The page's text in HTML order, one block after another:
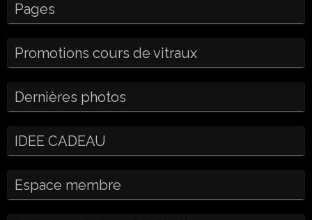
Pages
Promotions cours de vitraux
Dernières photos
IDEE CADEAU
Espace membre